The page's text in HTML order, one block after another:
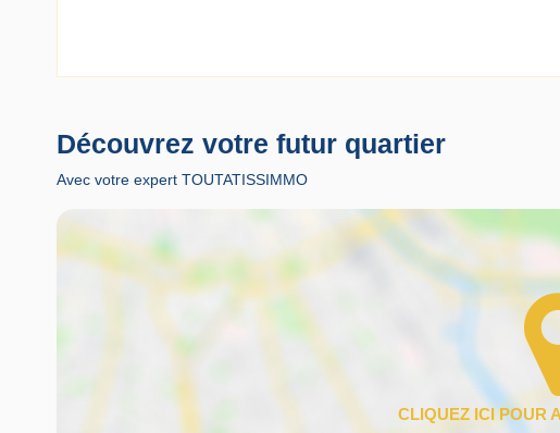
Découvrez votre futur quartier
Avec votre expert TOUTATISSIMMO